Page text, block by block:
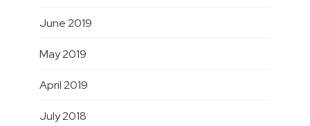
June 2019
May 2019
April 2019
July 2018